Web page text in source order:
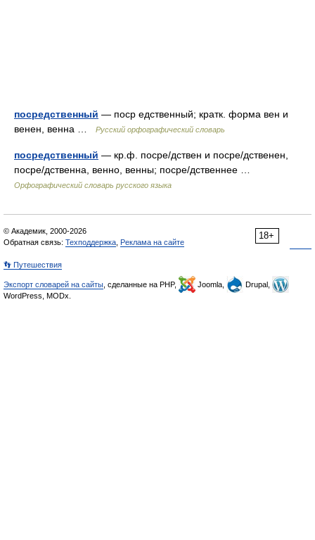
посредственный — поср едственный; кратк. форма вен и
венен, венна …
Русский орфографический словарь
посредственный — кр.ф. посре/дствен и посре/дственен,
посре/дственна, венно, венны; посре/дственнее …
Орфографический словарь русского языка
18+
© Академик, 2000-2026
Обратная связь: Техподдержка Реклама на сайте
👣 Путешествия
Экспорт словарей на сайты , сделанные на PHP, Joomla,
Drupal,
WordPress, MODx.